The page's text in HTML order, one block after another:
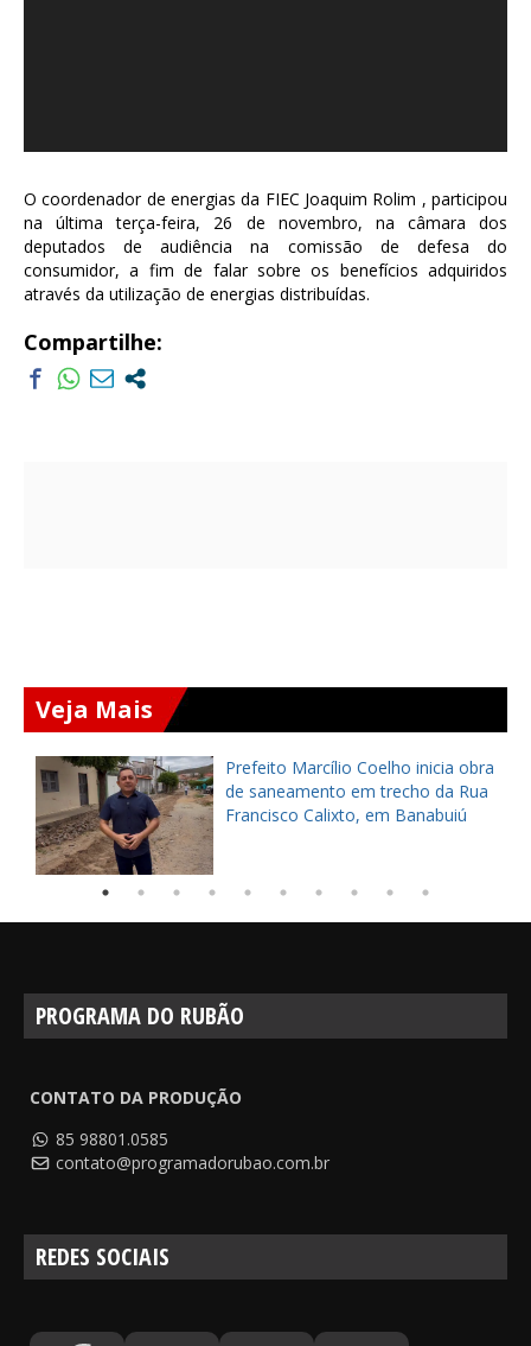
O coordenador de energias da FIEC Joaquim Rolim , participou
na última terça-feira, 26 de novembro, na câmara dos
deputados de audiência na comissão de defesa do
consumidor, a fim de falar sobre os benefícios adquiridos
através da utilização de energias distribuídas.
Compartilhe:
Veja Mais
Prefeito Marcílio Coelho inicia obra
de saneamento em trecho da Rua
Francisco Calixto, em Banabuiú
PROGRAMA DO RUBÃO
CONTATO DA PRODUÇÃO
85 98801.0585
contato@programadorubao.com.br
REDES SOCIAIS